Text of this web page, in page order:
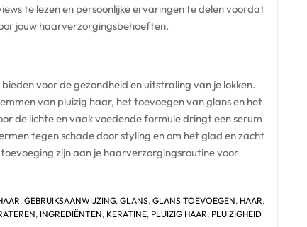
te lezen en persoonlijke ervaringen te delen voordat
jouw haarverzorgingsbehoeften.
voor de gezondheid en uitstraling van je lokken.
van pluizig haar, het toevoegen van glans en het
de lichte en vaak voedende formule dringt een serum
tegen schade door styling en om het glad en zacht
zijn aan je haarverzorgingsroutine voor
, GEBRUIKSAANWIJZING, GLANS, GLANS TOEVOEGEN, HAAR,
, INGREDIËNTEN, KERATINE, PLUIZIG HAAR, PLUIZIGHEID